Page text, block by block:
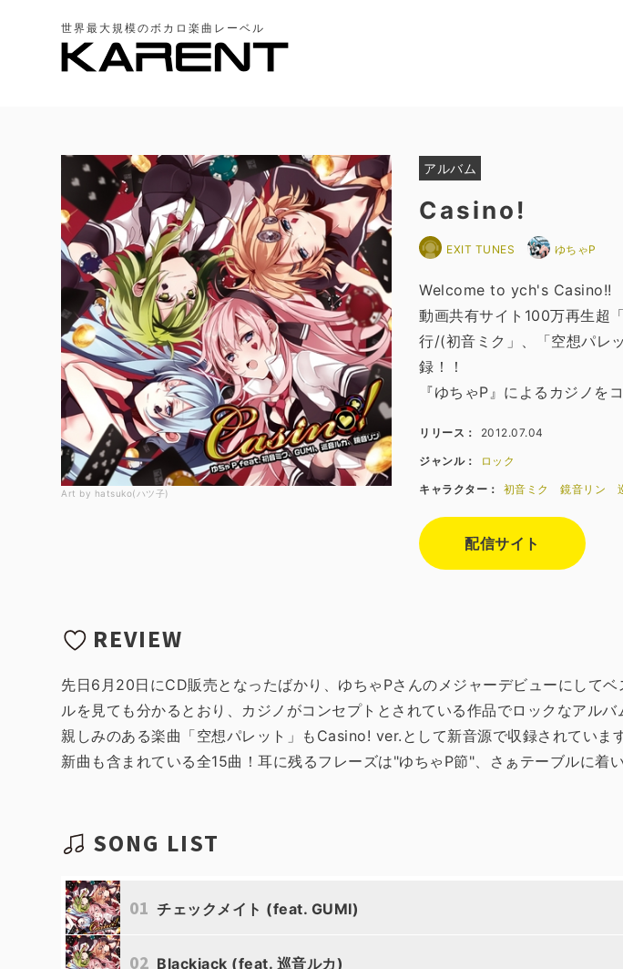
世界最大規模のボカロ楽曲レーベル
Art by hatsuko(ハツ子)
アルバム
Casino!
EXIT TUNES ゆちゃP
Welcome to ych's Casino!!
動画共有サイト100万再生超
行/(初音ミク」、「空想パレ
録！！
『ゆちゃP』によるカジノを
リリース： 2012.07.04
ジャンル： ロック
キャラクター： 初音ミク 鏡音リン
配信サイト
REVIEW
先日6月20日にCD販売となったばかり、ゆちゃPさんのメジャーデビューにして
ルを見ても分かるとおり、カジノがコンセプトとされている作品でロックなアル
親しみのある楽曲「空想パレット」もCasino! ver.として新音源で収録されてい
新曲も含まれている全15曲！耳に残るフレーズは"ゆちゃP節"、さぁテーブルに
SONG LIST
01 チェックメイト (feat. GUMI)
ゆちゃP
02 Blackjack (feat. 巡音ルカ)